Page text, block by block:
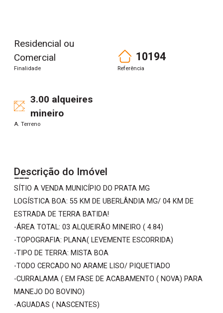
Residencial ou
Comercial
Finalidade
10194
Referência
3.00 alqueires
mineiro
A. Terreno
Descrição do Imóvel
SÍTIO A VENDA MUNICÍPIO DO PRATA MG
LOGÍSTICA BOA: 55 KM DE UBERLÂNDIA MG/ 04 KM DE
ESTRADA DE TERRA BATIDA!
-ÁREA TOTAL: 03 ALQUEIRÃO MINEIRO ( 4.84)
-TOPOGRAFIA: PLANA( LEVEMENTE ESCORRIDA)
-TIPO DE TERRA: MISTA BOA
-TODO CERCADO NO ARAME LISO/ PIQUETIADO
-CURRALAMA ( EM FASE DE ACABAMENTO ( NOVA) PARA
MANEJO DO BOVINO)
-AGUADAS ( NASCENTES)